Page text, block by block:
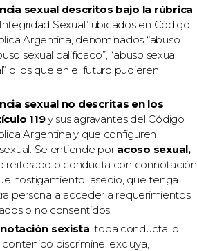
sexual descritos bajo la rúbrica
Sexual” ubicados en Código
Argentina, denominados “abuso
sexual calificado”, “abuso sexual
o los que en el futuro pudieren
sexual no descritas en los
119y sus agravantes del Código
Argentina y que configuren
Se entiende por acoso sexual,
reiterado o conducta con connotación
hostigamiento, asedio, que tenga
persona a acceder a requerimientos
o no consentidos.
sexista: toda conducta, o
discrimine, excluya,